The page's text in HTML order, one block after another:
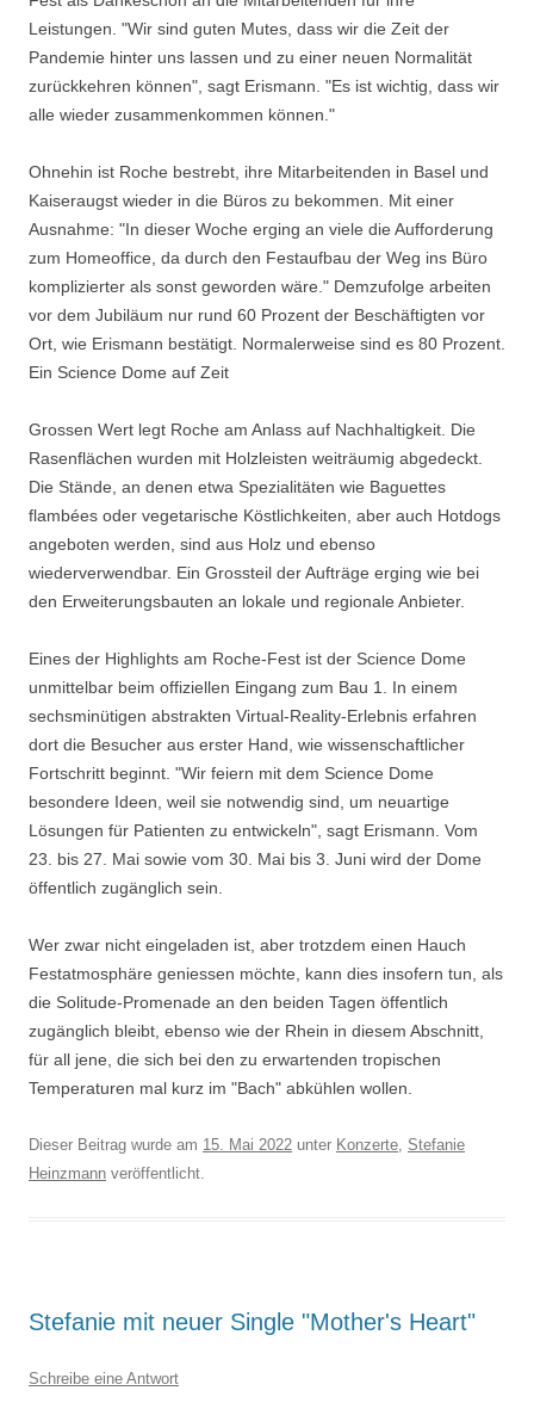
Leistungen. "Wir sind guten Mutes, dass wir die Zeit der
Pandemie hinter uns lassen und zu einer neuen Normalität
zurückkehren können", sagt Erismann. "Es ist wichtig, dass wir
alle wieder zusammenkommen können."
Ohnehin ist Roche bestrebt, ihre Mitarbeitenden in Basel und
Kaiseraugst wieder in die Büros zu bekommen. Mit einer
Ausnahme: "In dieser Woche erging an viele die Aufforderung
zum Homeoffice, da durch den Festaufbau der Weg ins Büro
komplizierter als sonst geworden wäre." Demzufolge arbeiten
vor dem Jubiläum nur rund 60 Prozent der Beschäftigten vor
Ort, wie Erismann bestätigt. Normalerweise sind es 80 Prozent.
Ein Science Dome auf Zeit
Grossen Wert legt Roche am Anlass auf Nachhaltigkeit. Die
Rasenflächen wurden mit Holzleisten weiträumig abgedeckt.
Die Stände, an denen etwa Spezialitäten wie Baguettes
flambées oder vegetarische Köstlichkeiten, aber auch Hotdogs
angeboten werden, sind aus Holz und ebenso
wiederverwendbar. Ein Grossteil der Aufträge erging wie bei
den Erweiterungsbauten an lokale und regionale Anbieter.
Eines der Highlights am Roche-Fest ist der Science Dome
unmittelbar beim offiziellen Eingang zum Bau 1. In einem
sechsminütigen abstrakten Virtual-Reality-Erlebnis erfahren
dort die Besucher aus erster Hand, wie wissenschaftlicher
Fortschritt beginnt. "Wir feiern mit dem Science Dome
besondere Ideen, weil sie notwendig sind, um neuartige
Lösungen für Patienten zu entwickeln", sagt Erismann. Vom
23. bis 27. Mai sowie vom 30. Mai bis 3. Juni wird der Dome
öffentlich zugänglich sein.
Wer zwar nicht eingeladen ist, aber trotzdem einen Hauch
Festatmosphäre geniessen möchte, kann dies insofern tun, als
die Solitude-Promenade an den beiden Tagen öffentlich
zugänglich bleibt, ebenso wie der Rhein in diesem Abschnitt,
für all jene, die sich bei den zu erwartenden tropischen
Temperaturen mal kurz im "Bach" abkühlen wollen.
Dieser Beitrag wurde am 15. Mai 2022 unter Konzerte, Stefanie
Heinzmann veröffentlicht.
Stefanie mit neuer Single "Mother's Heart"
Schreibe eine Antwort